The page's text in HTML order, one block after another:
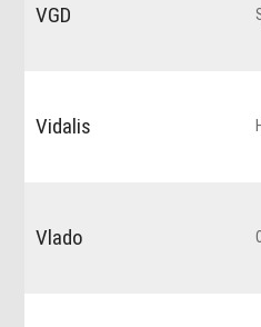
VGD
Vidalis
Vlado